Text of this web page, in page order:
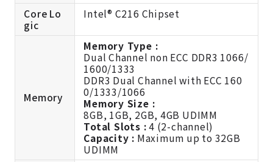
Core Lo
gic
Intel® C216 Chipset
Memory
Memory Type :
Dual Channel non ECC DDR3 1066/
1600/1333
DDR3 Dual Channel with ECC 160
0/1333/1066
Memory Size :
8GB, 1GB, 2GB, 4GB UDIMM
Total Slots :4 (2-channel)
Capacity : Maximum up to 32GB
UDIMM